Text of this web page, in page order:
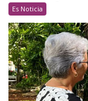
Es Noticia